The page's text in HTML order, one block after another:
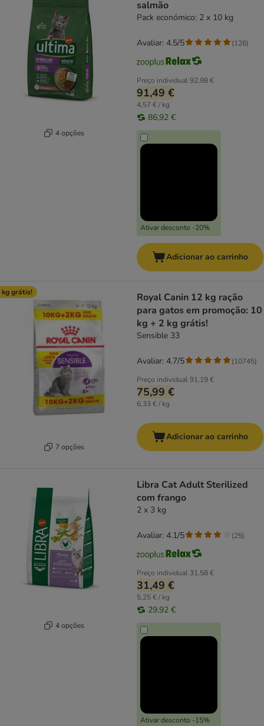
4 opções
salmão
Pack económico: 2 x 10 kg
Preço individual92,98 €
91,49 €
4,57 € / kg
86,92 €
Ativar desconto -20%
Avaliar: 4.5/5 (126)
Adicionar ao carrinho
kg grátis!
7 opções
Royal Canin 12 kg ração
para gatos em promoção: 10
kg + 2 kg grátis!
Sensible 33
Preço individual91,19 €
75,99 €
6,33 € / kg
Avaliar: 4.7/5 (10745)
Adicionar ao carrinho
4 opções
Libra Cat Adult Sterilized
com frango
2 x 3 kg
Preço individual 31,58 €
31,49 €
5,25 € / kg
29,92 €
Ativar desconto -15%
Avaliar: 4.1/5 (25)